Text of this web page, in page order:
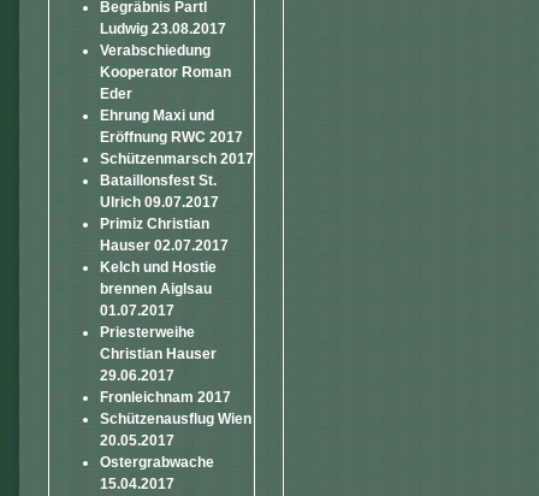
Begräbnis Partl
Ludwig 23.08.2017
Verabschiedung
Kooperator Roman
Eder
Ehrung Maxi und
Eröffnung RWC 2017
Schützenmarsch 2017
Bataillonsfest St.
Ulrich 09.07.2017
Primiz Christian
Hauser 02.07.2017
Kelch und Hostie
brennen Aiglsau
01.07.2017
Priesterweihe
Christian Hauser
29.06.2017
Fronleichnam 2017
Schützenausflug Wien
20.05.2017
Ostergrabwache
15.04.2017